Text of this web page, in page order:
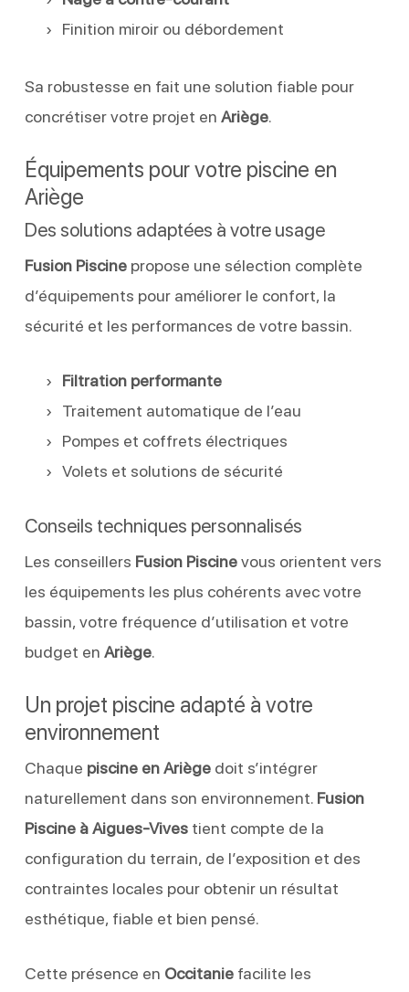
Finition miroir ou débordement
Sa robustesse en fait une solution fiable pour
concrétiser votre projet en Ariège.
Équipements pour votre piscine en
Ariège
Des solutions adaptées à votre usage
Fusion Piscinepropose une sélection complète
d’équipements pour améliorer le confort, la
sécurité et les performances de votre bassin.
Filtration performante
Traitement automatique de l’eau
Pompes et coffrets électriques
Volets et solutions de sécurité
Conseils techniques personnalisés
Les conseillers Fusion Piscinevous orientent vers
les équipements les plus cohérents avec votre
bassin, votre fréquence d’utilisation et votre
budget en Ariège.
Un projet piscine adapté à votre
environnement
Chaque piscine en Ariègedoit s’intégrer
naturellement dans son environnement. Fusion
Piscine à Aigues-Vivestient compte de la
configuration du terrain, de l’exposition et des
contraintes locales pour obtenir un résultat
esthétique, fiable et bien pensé.
Cette présence en Occitaniefacilite les